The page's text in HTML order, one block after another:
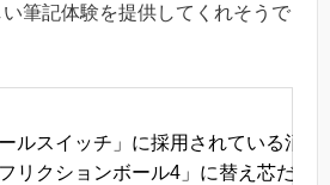
筆記体験を提供してくれそうで
ールスイッチ」に採用されている消
リクションボール4」に替え芯だけ